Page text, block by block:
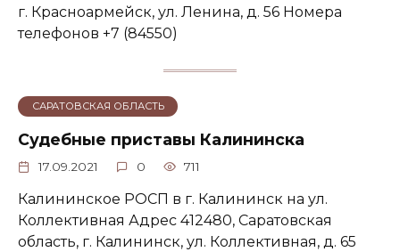
г. Красноармейск, ул. Ленина, д. 56 Номера
телефонов +7 (84550)
САРАТОВСКАЯ ОБЛАСТЬ
Судебные приставы Калининска
17.09.2021 0 711
Калининское РОСП в г. Калининск на ул.
Коллективная Адрес 412480, Саратовская
область, г. Калининск, ул. Коллективная, д. 65